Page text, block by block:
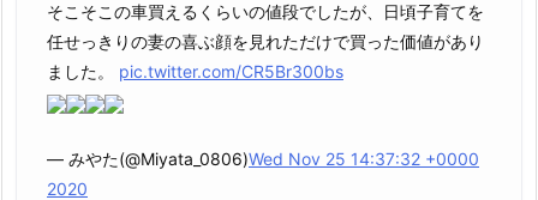
そこそこの車買えるくらいの値段でしたが、日頃子育てを
任せっきりの妻の喜ぶ顔を見れただけで買った価値があり
ました。 pic.twitter.com/CR5Br300bs
— みやた(@Miyata_0806)Wed Nov 25 14:37:32 +0000
2020